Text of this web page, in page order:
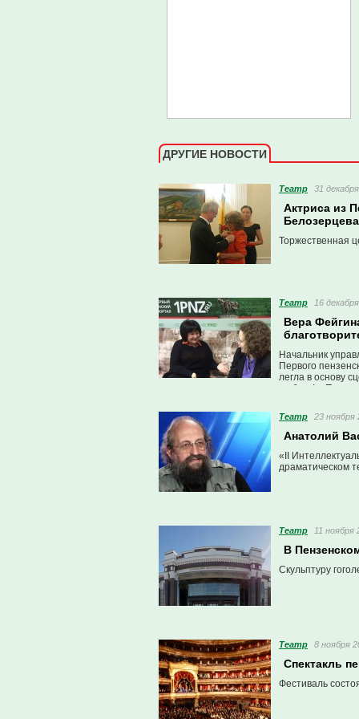
ДРУГИЕ НОВОСТИ
Театр 31
Актриса из
Белозерцева
Торжественная
Театр 16
Вера
Начальник
Первого
легла в основу
любовь!».
Театр 23 ноября
Анатолий
«II
драматическом
Театр 11 ноября
В
Скульптуру
Театр 8 ноября
Спектакль
Фестиваль